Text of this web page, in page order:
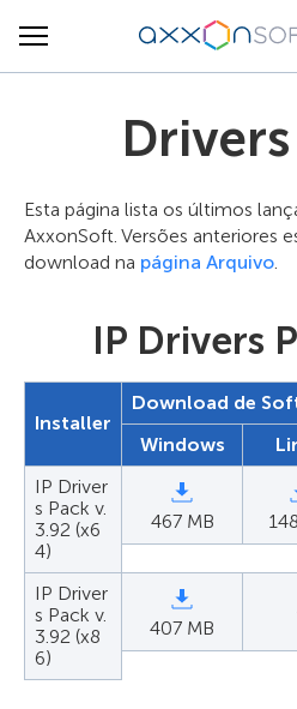
Esta página lista os últimos
AxxonSoft. Versões anteriores
download na página Arquivo.
IP Drivers
Installer
Download de
Windows
IP Driver
s Pack v.
3.92 (x6
4)
467 MB
IP Driver
s Pack v.
3.92 (x8
6)
407 MB